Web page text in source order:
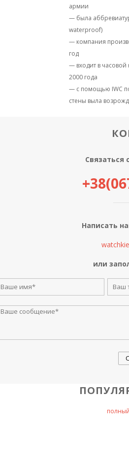
армии
— была
waterproof)
— компания
год
— входит в
2000 года
— с помощью IWC
стены выла
Связаться
Написать
или